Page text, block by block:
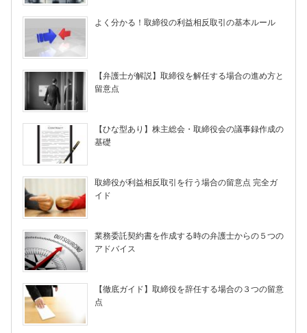
よく分かる！取締役の利益相反取引の基本ルール
【弁護士が解説】取締役を解任する場合の進め方と
留意点
【ひな型あり】株主総会・取締役会の議事録作成の
基礎
取締役が利益相反取引を行う場合の留意点 完全ガ
イド
業務委託契約書を作成する時の弁護士からの５つの
アドバイス
【徹底ガイド】取締役を辞任する場合の３つの留意
点